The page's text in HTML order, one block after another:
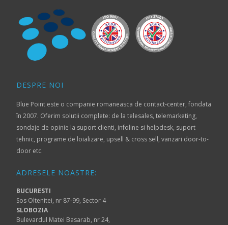
DESPRE NOI
Blue Point este o companie romaneasca de contact-center, fondata
în 2007. Oferim solutii complete: de la telesales, telemarketing,
sondaje de opinie la suport clienti, infoline si helpdesk, suport
tehnic, programe de loializare, upsell & cross sell, vanzari door-to-
door etc.
ADRESELE NOASTRE:
BUCURESTI
Sos Oltenitei, nr 87-99, Sector 4
SLOBOZIA
Bulevardul Matei Basarab, nr 24,